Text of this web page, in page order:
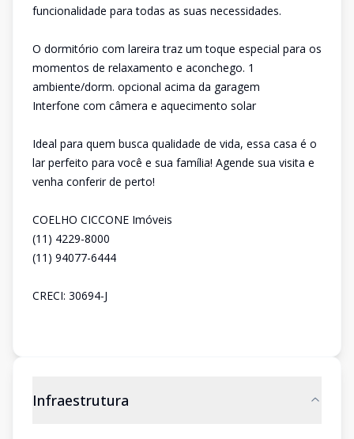
funcionalidade para todas as suas necessidades.
O dormitório com lareira traz um toque especial para os
momentos de relaxamento e aconchego. 1
ambiente/dorm. opcional acima da garagem
Interfone com câmera e aquecimento solar
Ideal para quem busca qualidade de vida, essa casa é o
lar perfeito para você e sua família! Agende sua visita e
venha conferir de perto!
COELHO CICCONE Imóveis
(11) 4229-8000
(11) 94077-6444
CRECI: 30694-J
Infraestrutura